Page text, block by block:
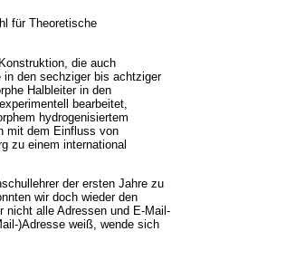
für Theoretische
die auch
in den sechziger bis achtziger
Halbleiter in den
bearbeitet,
hydrogenisiertem
mit dem Einfluss von
zu einem international
der ersten Jahre zu
wir doch wieder den
nicht alle Adressen und E-Mail-
)Adresse weiß, wende sich